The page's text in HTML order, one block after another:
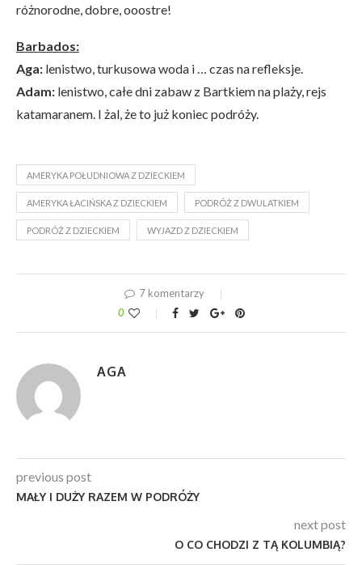
różnorodne, dobre, ooostre!
Barbados:
Aga: lenistwo, turkusowa woda i … czas na refleksje.
Adam: lenistwo, całe dni zabaw z Bartkiem na plaży, rejs
katamaranem. I żal, że to już koniec podróży.
AMERYKA POŁUDNIOWA Z DZIECKIEM
AMERYKA ŁACIŃSKA Z DZIECKIEM PODRÓŻ Z DWULATKIEM
PODRÓŻ Z DZIECKIEM WYJAZD Z DZIECKIEM
7 komentarzy
0
AGA
previous post
MAŁY I DUŻY RAZEM W PODRÓŻY
next post
O CO CHODZI Z TĄ KOLUMBIĄ?